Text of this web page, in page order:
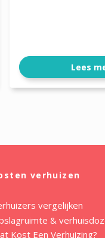
Lees
verhuizen
vergelijken
&
Kost Een Verhuizing?